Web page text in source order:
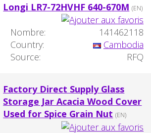
Longi LR7-72HVHF 640-670M (EN)
Nombre:
141462118
Country:
Cambodia
Source:
RFQ
Factory Direct Supply Glass
Storage Jar Acacia Wood Cover
Used for Spice Grain Nut (EN)